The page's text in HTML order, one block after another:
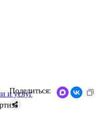
и услуг
Поделиться: